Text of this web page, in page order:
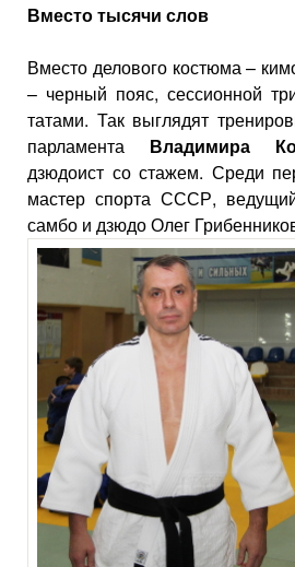
Вместо тысячи слов
Вместо делового костюма –
– черный пояс, сессионной
татами. Так выглядят
парламента Владимира
дзюдоист со стажем. Среди
мастер спорта СССР,
самбо и дзюдо Олег